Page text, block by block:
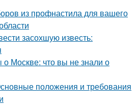
из профнастила для вашего
засохшую известь:
Москве: что вы не знали о
положения и требования